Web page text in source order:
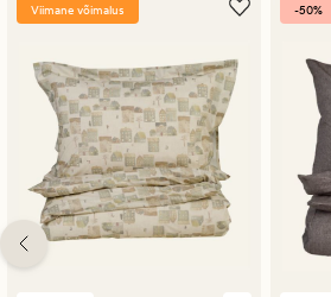
Viimane võimalus -50%